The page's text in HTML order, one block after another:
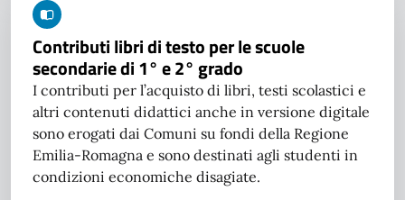
Contributi libri di testo per le scuole
secondarie di 1° e 2° grado
I contributi per l’acquisto di libri, testi scolastici e
altri contenuti didattici anche in versione digitale
sono erogati dai Comuni su fondi della Regione
Emilia-Romagna e sono destinati agli studenti in
condizioni economiche disagiate.